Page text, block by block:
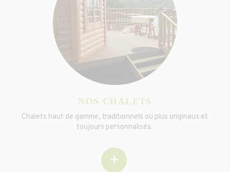
NOS CHALETS
Chalets haut de gamme, traditionnels ou plus originaux et
toujours personnalisés.
+